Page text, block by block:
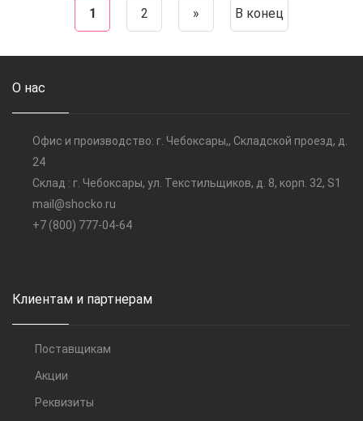
1 2 » В конец
О нас
Офис и производство: г. Чебоксары,, Складской проезд, д.
24
Склад : г. Чебоксары, ул. Текстильщиков, д. 8, корп. 32, S1
mail@shocko.ru
+7 (800) 777-04-64
Клиентам и партнерам
Поставщикам
Акции
Реквизиты